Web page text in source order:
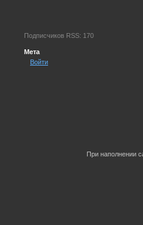
Подписчиков RSS: 170
Мета
Войти
При наполнении